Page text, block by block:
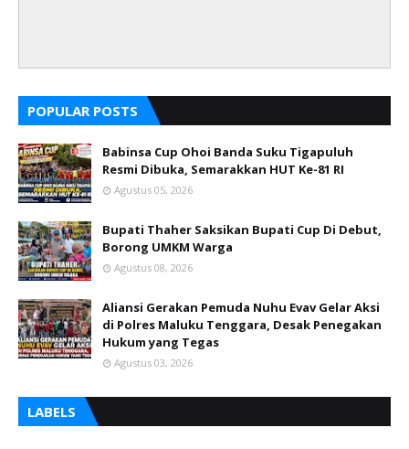
POPULAR POSTS
Babinsa Cup Ohoi Banda Suku Tigapuluh
Resmi Dibuka, Semarakkan HUT Ke-81 RI
Agustus 05, 2026
Bupati Thaher Saksikan Bupati Cup Di Debut,
Borong UMKM Warga
Agustus 08, 2026
Aliansi Gerakan Pemuda Nuhu Evav Gelar Aksi
di Polres Maluku Tenggara, Desak Penegakan
Hukum yang Tegas
Agustus 03, 2026
LABELS